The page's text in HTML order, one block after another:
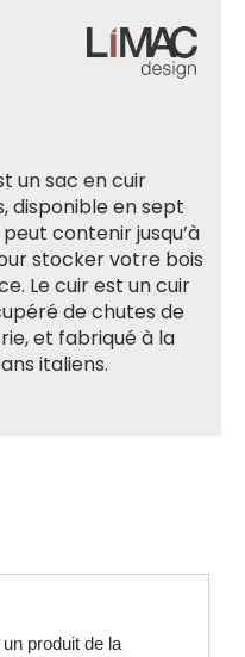
un sac en cuir
disponible en sept
contenir jusqu’à
stocker votre bois
Le cuir est un cuir
de chutes de
et fabriqué à la
italiens.
produit de la